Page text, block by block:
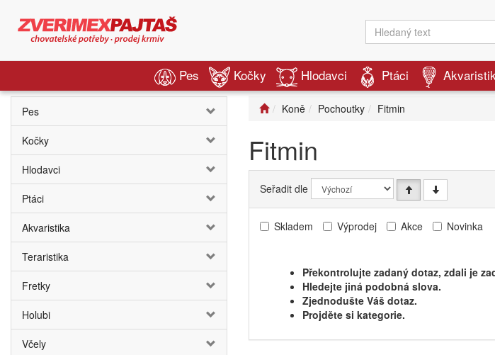
Pes Kočky Hlodavci Ptáci
Pes
Kočky
Hlodavci
Ptáci
Akvaristika
Teraristika
Fretky
Holubi
Včely
Koně Pochoutky Fitmin
Fitmin
Seřadit dle
Skladem Výprodej Akce
Novinka
Překontrolujte zadaný dotaz, zdali je
Hledejte jiná podobná slova.
Zjednodušte Váš dotaz.
Projděte si kategorie.